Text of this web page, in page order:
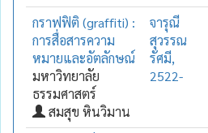
กราฟฟิติ (graffiti) :
การสื่อสารความ
หมายและอัตลักษณ์
มหาวิทยาลัย
ธรรมศาสตร์
สมสุข หินวิมาน
จารุณี
สุวรรณ
รัศมี,
2522-